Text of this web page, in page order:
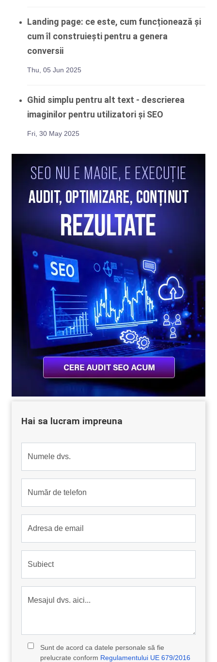
Landing page: ce este, cum funcționează și
cum îl construiești pentru a genera
conversii
Thu, 05 Jun 2025
Ghid simplu pentru alt text - descrierea
imaginilor pentru utilizatori și SEO
Fri, 30 May 2025
Hai sa lucram impreuna
Numele dvs.
Număr de telefon
Adresa de email
Subiect
Mesajul dvs. aici...
Sunt de acord ca datele personale să fie
prelucrate conform Regulamentului UE 679/2016